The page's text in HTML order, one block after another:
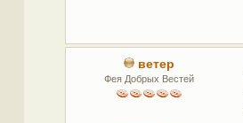
ветер
Фея Добрых Вестей